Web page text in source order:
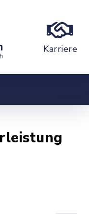
Karriere